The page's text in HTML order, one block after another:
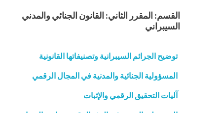
القسم: المقرر الثاني: القانون الجنائي والمدني
السيبراني
توضيح الجرائم السيبرانية وتصنيفاتها القانونية
المسؤولية الجنائية والمدنية في المجال الرقمي
آليات التحقيق الرقمي والإثبات